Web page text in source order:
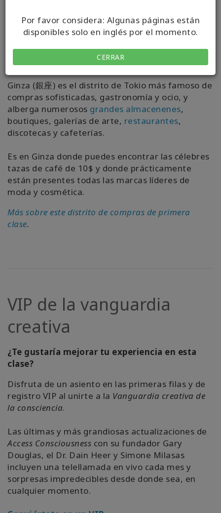
Por favor considera: Algunas páginas están
disponibles solo en inglés por el momento.
CERRAR
Acerca de Tokio: El
distrito de Ginza
Ginza (銀座) es el distrito de Tokio más famoso de
compras sofisticadas, gastronomía y ocio, y
alberga numerosos grandes almacenenes,
boutiques, galerías de arte, restaurantes,
discotecas y cafeterías.
Es en Ginza donde puedes encontrar las célebres
tazas de café de 10$ y donde prácticamente
están presentes todas las marcas líderes de
moda y cosmética.
Más sobre este distrito de compras de primera
clase.
VIP de la vanguardia
creativa
¿Te gustaría mejorar tu experiencia en esta
clase?
Disfruta de un asiento en las primeras filas y de
registro VIP al unirte a la Vanguardia creativa de
la consciencia.
Las últimas y más grandiosas actualizaciones de
Access Consciousness con su fundador Gary
Douglas, el Dr. Dain Heer y Simone Milasas
incluyen una telellamada en vivo cada mes y
sorpresas impredecibles desde donde sea, en
cualquier momento.